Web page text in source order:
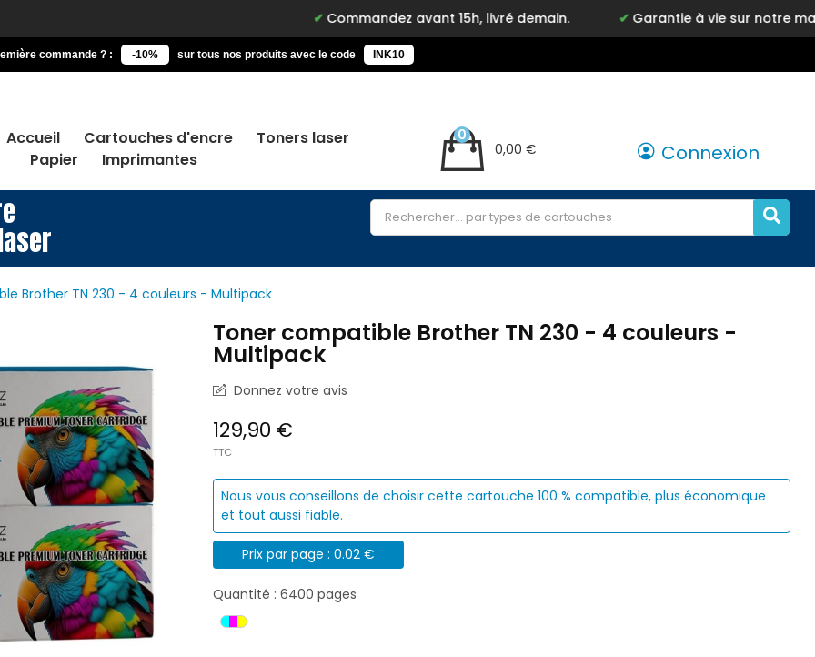
Commandez avant 15h, livré demain. Garantie à vie sur notre marque Inkyz
commande ? : -10% sur tous nos produits avec le code INK10
Accueil Cartouches d'encre
Toners laser
Papier
Imprimantes
0,00 €
0
Connexion
Brother TN 230 - 4 couleurs - Multipack
Toner compatible Brother TN 230 - 4 couleurs -
Multipack
Donnez votre avis
129,90 €
TTC
Nous vous conseillons de choisir cette cartouche 100 % compatible, plus économique
et tout aussi fiable.
Prix par page : 0.02 €
Quantité : 6400 pages